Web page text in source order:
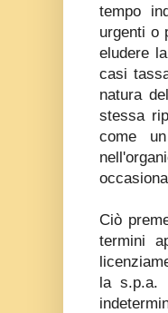
tempo
urgenti o
eludere
casi
natura
stessa
come
Ciò
termini
la s.p.a.